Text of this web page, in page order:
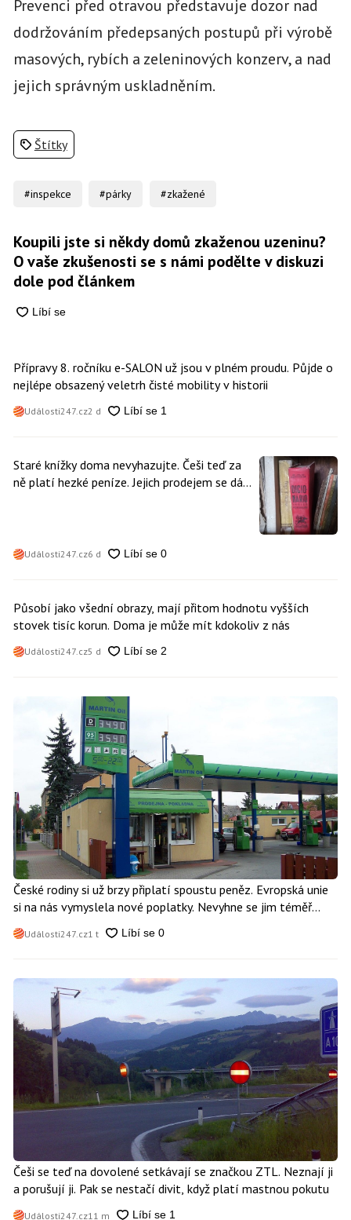
Prevenci před otravou představuje dozor nad
dodržováním předepsaných postupů při výrobě
masových, rybích a zeleninových konzerv, a nad
jejich správným uskladněním.
Štítky
#inspekce #párky #zkažené
Koupili jste si někdy domů zkaženou uzeninu?
O vaše zkušenosti se s námi podělte v diskuzi
dole pod článkem
Přípravy 8. ročníku e-SALON už jsou v plném proudu. Půjde o
nejlépe obsazený veletrh čisté mobility v historii
Události247.cz2 d
Staré knížky doma nevyhazujte. Češi teď za
ně platí hezké peníze. Jejich prodejem se dá
Události247.cz6 d
Působí jako všední obrazy, mají přitom hodnotu vyšších
stovek tisíc korun. Doma je může mít kdokoliv z nás
Události247.cz5 d
České rodiny si už brzy připlatí spoustu peněz. Evropská unie
si na nás vymyslela nové poplatky. Nevyhne se jim téměř
nikdo
Události247.cz1 t
Češi se teď na dovolené setkávají se značkou ZTL. Neznají ji
a porušují ji. Pak se nestačí divit, když platí mastnou pokutu
Události247.cz11 m